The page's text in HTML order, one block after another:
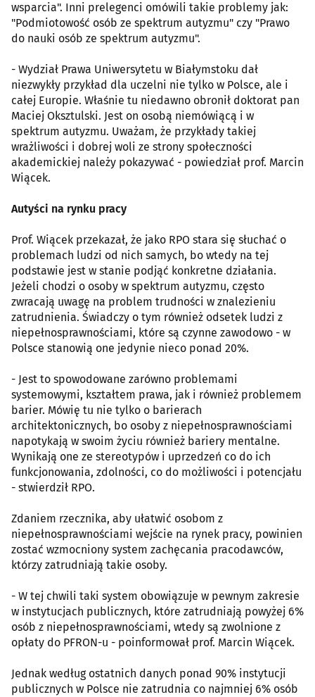
wsparcia". Inni prelegenci omówili takie problemy jak:
"Podmiotowość osób ze spektrum autyzmu" czy "Prawo
do nauki osób ze spektrum autyzmu".
- Wydział Prawa Uniwersytetu w Białymstoku dał
niezwykły przykład dla uczelni nie tylko w Polsce, ale i
całej Europie. Właśnie tu niedawno obronił doktorat pan
Maciej Oksztulski. Jest on osobą niemówiącą i w
spektrum autyzmu. Uważam, że przykłady takiej
wrażliwości i dobrej woli ze strony społeczności
akademickiej należy pokazywać - powiedział prof. Marcin
Wiącek.
Autyści na rynku pracy
Prof. Wiącek przekazał, że jako RPO stara się słuchać o
problemach ludzi od nich samych, bo wtedy na tej
podstawie jest w stanie podjąć konkretne działania.
Jeżeli chodzi o osoby w spektrum autyzmu, często
zwracają uwagę na problem trudności w znalezieniu
zatrudnienia. Świadczy o tym również odsetek ludzi z
niepełnosprawnościami, które są czynne zawodowo - w
Polsce stanowią one jedynie nieco ponad 20%.
- Jest to spowodowane zarówno problemami
systemowymi, kształtem prawa, jak i również problemem
barier. Mówię tu nie tylko o barierach
architektonicznych, bo osoby z niepełnosprawnościami
napotykają w swoim życiu również bariery mentalne.
Wynikają one ze stereotypów i uprzedzeń co do ich
funkcjonowania, zdolności, co do możliwości i potencjału
- stwierdził RPO.
Zdaniem rzecznika, aby ułatwić osobom z
niepełnosprawnościami wejście na rynek pracy, powinien
zostać wzmocniony system zachęcania pracodawców,
którzy zatrudniają takie osoby.
- W tej chwili taki system obowiązuje w pewnym zakresie
w instytucjach publicznych, które zatrudniają powyżej 6%
osób z niepełnosprawnościami, wtedy są zwolnione z
opłaty do PFRON-u - poinformował prof. Marcin Wiącek.
Jednak według ostatnich danych ponad 90% instytucji
publicznych w Polsce nie zatrudnia co najmniej 6% osób